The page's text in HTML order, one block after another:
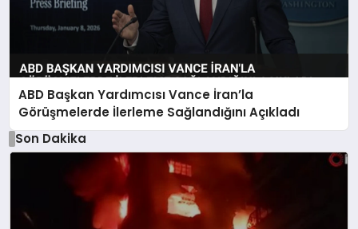
ABD Başkan Yardımcısı Vance İran’la
Görüşmelerde İlerleme Sağlandığını Açıkladı
Son Dakika